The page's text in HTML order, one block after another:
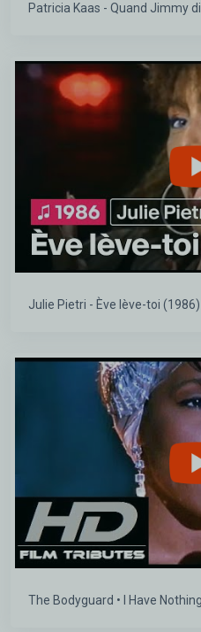
Patricia Kaas - Quand Jimmy
Julie Pietri - Ève lève-toi (1986)
The Bodyguard • I Have